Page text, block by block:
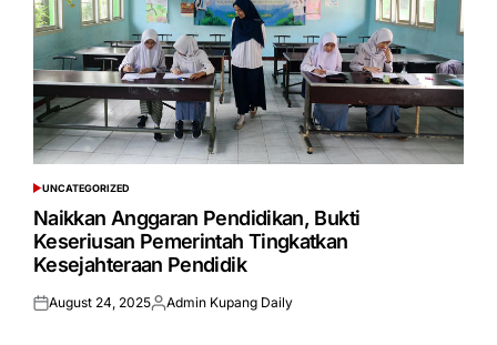
POSTED
IN
UNCATEGORIZED
Naikkan Anggaran Pendidikan, Bukti
Keseriusan Pemerintah Tingkatkan
Kesejahteraan Pendidik
Posted
August 24, 2025Posted
Admin Kupang Daily